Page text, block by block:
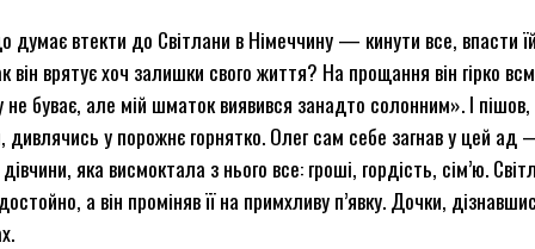
думає втекти до Світлани в Німеччину — кинути все, впасти
врятує хоч залишки свого життя? На прощання він гірко
не буває, але мій шматок виявився занадто солонним». І
дивлячись у порожнє горнятко. Олег сам себе загнав у цей
яка висмоктала з нього все: гроші, гордість, сім’ю.
а він проміняв її на примхливу п’явку. Дочки,